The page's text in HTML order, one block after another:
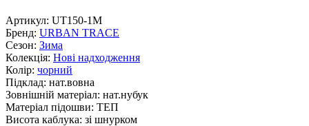
Артикул: UT150-1M
Бренд: URBAN TRACE
Сезон: Зима
Колекція: Нові надходження
Колір: чорний
Підклад: нат.вовна
Зовнішній матеріал: нат.нубук
Матеріал підошви: ТЕП
Висота каблука: зі шнурком